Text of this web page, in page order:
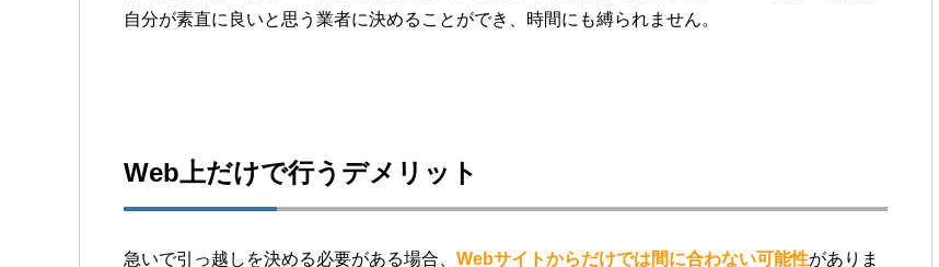
自分が素直に良いと思う業者に決めることができ、時間にも縛られません。
Web上だけで行うデメリット
急いで引っ越しを決める必要がある場合、 Webサイトからだけでは間に合わない可能性がありま